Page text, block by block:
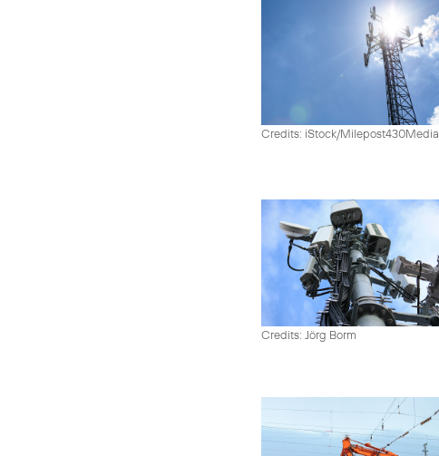
Credits: iStock/Milepost430Media
Credits: Jörg Borm